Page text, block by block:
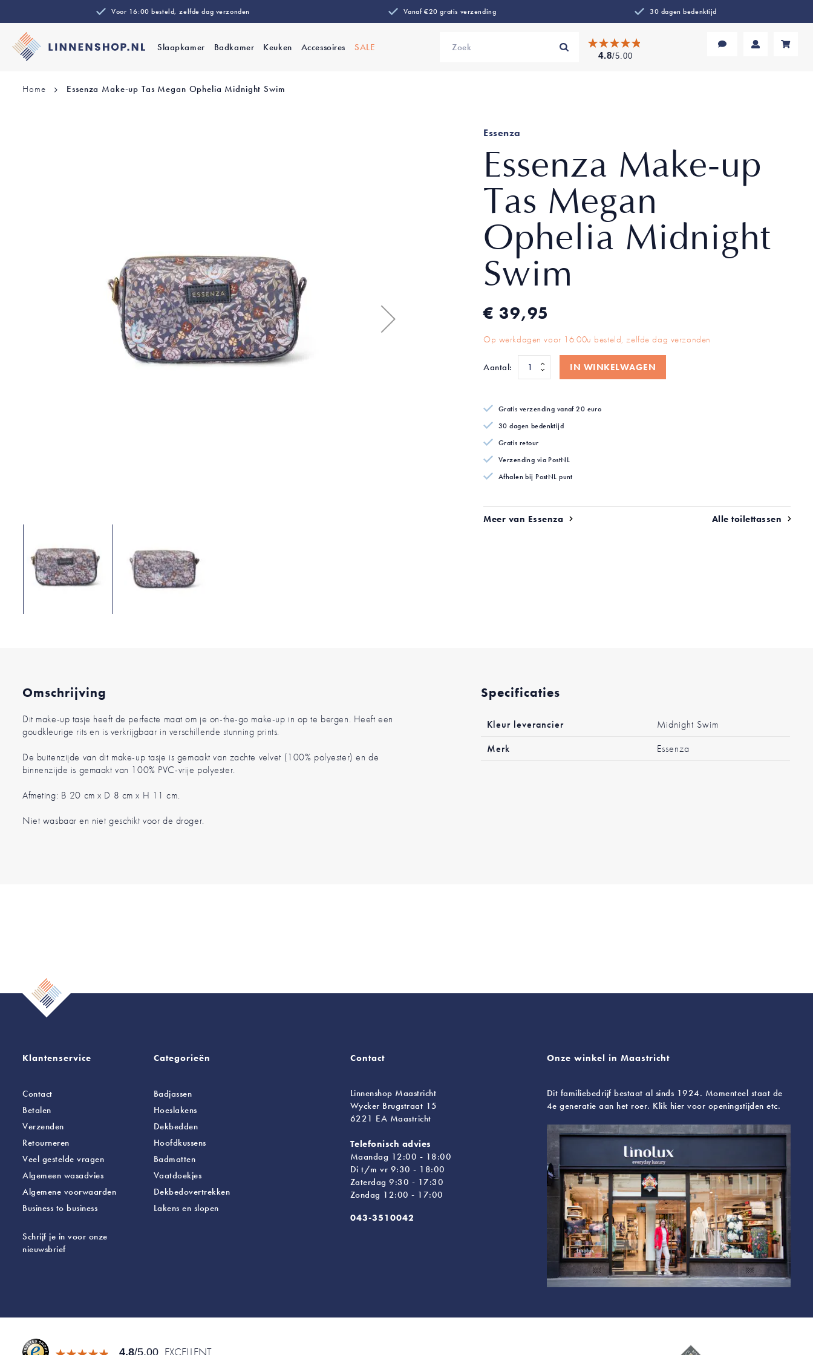
Voor 16:00 besteld, zelfde dag verzonden Vanaf €20 gratis verzending 30 dagen bedenktijd
Slaapkamer Badkamer Keuken Accessoires SALE
Zoek 4.8/5.00
Home Essenza Make-up Tas Megan Ophelia Midnight Swim
afbeeldingen-
Essenza
Essenza Make-up
Tas Megan
Ophelia Midnight
Swim
€ 39,95
Op werkdagen voor 16:00u besteld, zelfde dag verzonden
Aantal: IN WINKELWAGEN
Gratis verzending vanaf 20 euro
30 dagen bedenktijd
Gratis retour
Verzending via PostNL
Afhalen bij PostNL punt
Meer van Essenza Alle toilettassen
Omschrijving
Dit make-up tasje heeft de perfecte maat om je on-the-go make-up in op te bergen. Heeft een
goudkleurige rits en is verkrijgbaar in verschillende stunning prints.
De buitenzijde van dit make-up tasje is gemaakt van zachte velvet (100% polyester) en de
binnenzijde is gemaakt van 100% PVC-vrije polyester.
Afmeting: B 20 cm x D 8 cm x H 11 cm.
Niet wasbaar en niet geschikt voor de droger.
Specificaties
Meer
informatie
Kleur leverancier
Midnight Swim
Merk
Essenza
Klantenservice
Contact
Betalen
Verzenden
Retourneren
Veel gestelde vragen
Algemeen wasadvies
Algemene voorwaarden
Business to business
Schrijf je in voor onze
nieuwsbrief
Categorieën
Badjassen
Hoeslakens
Dekbedden
Hoofdkussens
Badmatten
Vaatdoekjes
Dekbedovertrekken
Lakens en slopen
Contact
Linnenshop Maastricht
Wycker Brugstraat 15
6221 EA Maastricht
Telefonisch advies
Maandag 12:00 - 18:00
Di t/m vr 9:30 - 18:00
Zaterdag 9:30 - 17:30
Zondag 12:00 - 17:00
043-3510042
Onze winkel in Maastricht
Dit familiebedrijf bestaat al sinds 1924. Momenteel staat de
4e generatie aan het roer. Klik hier voor openingstijden etc.
4.8/5.00 EXCELLENT